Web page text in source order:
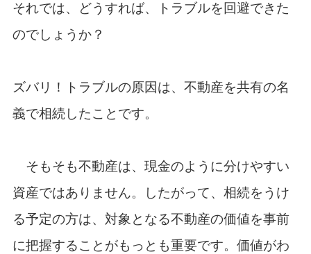
それでは、どうすれば、トラブルを回避できた
のでしょうか？
ズバリ！トラブルの原因は、不動産を共有の名
義で相続したことです。
そもそも不動産は、現金のように分けやすい
資産ではありません。したがって、相続をうけ
る予定の方は、対象となる不動産の価値を事前
に把握することがもっとも重要です。価値がわ